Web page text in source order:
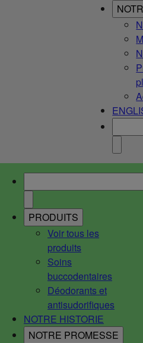
PRODUITS
Voir tous les
produits
Soins
buccodentaires
Déodorants et
antisudorifiques
NOTRE HISTORIE
NOTRE PROMESSE